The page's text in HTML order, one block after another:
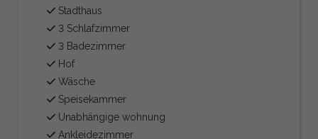
Stadthaus
3 Schlafzimmer
3 Badezimmer
Hof
Wäsche
Speisekammer
Unabhängige wohnung
Ankleidezimmer